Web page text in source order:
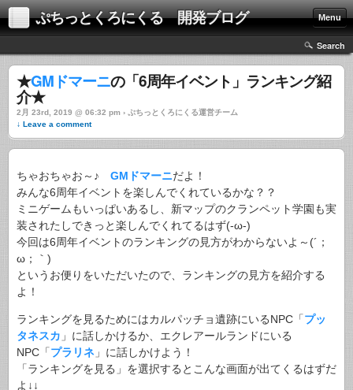
ぷちっとくろにくる 開発ブログ Menu
Search
★GMドマーニの「6周年イベント」ランキング紹
介★
2月 23rd, 2019 @ 06:32 pm › ぷちっとくろにくる運営チーム
↓ Leave a comment
ちゃおちゃお～♪ GMドマーニだよ！
みんな6周年イベントを楽しんでくれているかな？？
ミニゲームもいっぱいあるし、新マップのクランペット学園も実
装されたしできっと楽しんでくれてるはず(-ω-)
今回は6周年イベントのランキングの見方がわからないよ～(´；
ω；｀)
というお便りをいただいたので、ランキングの見方を紹介する
よ！
ランキングを見るためにはカルパッチョ遺跡にいるNPC「プッ
タネスカ 」に話しかけるか、エクレアールランドにいる
NPC「プラリネ 」に話しかけよう！
「ランキングを見る」を選択するとこんな画面が出てくるはずだ
よ↓↓